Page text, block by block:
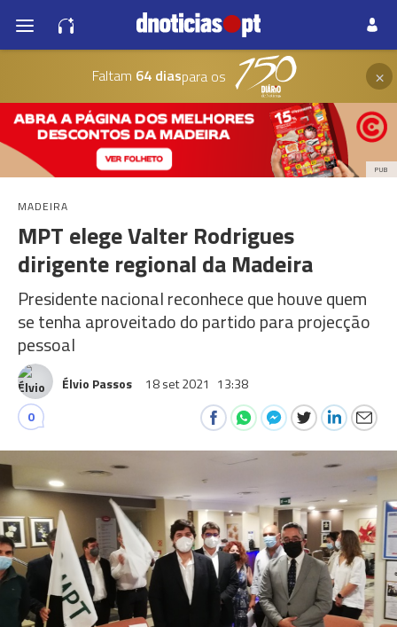
Faltam 64 diaspara os ×
PUB
MADEIRA
MPT elege Valter Rodrigues
dirigente regional da Madeira
Presidente nacional reconhece que houve quem
se tenha aproveitado do partido para projecção
pessoal
Élvio Passos 18 set 2021 13:38
0